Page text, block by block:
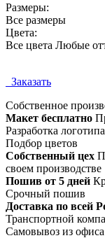
Размеры:
Все размеры
Цвета:
Все цвета Любые
Заказать
Собственное
Макет бесплатно
Разработка логотипа
Подбор цветов
Собственный цех
своем производстве
Пошив от 5 дней
Срочный пошив
Доставка по всей
Транспортной
Самовывоз из офиса